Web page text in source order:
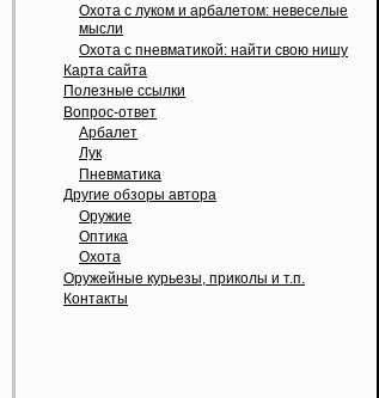
Охота с луком и арбалетом: невеселые
мысли
Охота с пневматикой: найти свою нишу
Карта сайта
Полезные ссылки
Вопрос-ответ
Арбалет
Лук
Пневматика
Другие обзоры автора
Оружие
Оптика
Охота
Оружейные курьезы, приколы и т.п.
Контакты